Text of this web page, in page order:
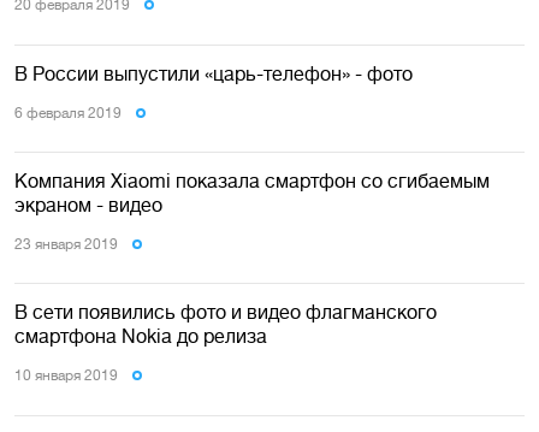
20 февраля 2019
В России выпустили «царь-телефон» - фото
6 февраля 2019
Компания Xiaomi показала смартфон со сгибаемым
экраном - видео
23 января 2019
В сети появились фото и видео флагманского
смартфона Nokia до релиза
10 января 2019